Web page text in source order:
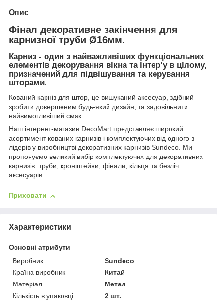
Опис
Фінал декоративне закінчення для
карнизної труби Ø16мм.
Карниз - один з найважливіших функціональних
елементів декорування вікна та інтер’у в цілому,
призначений для підвішування та керування
шторами.
Кований карніз для штор, це вишуканий аксесуар, здібний
зробити довершеним будь-який дизайн, та задовільнити
найвимогливіший смак.
Наш інтернет-магазин DecoMart представляє широкий
асортимент кованих карнизів і комплектуючих від одного з
лідерів у виробництві декоративних карнизів Sundeco. Ми
пропонуємо великий вибір комплектуючих для декоративних
карнизів: труби, кронштейни, фінали, кільця та безліч
аксесуарів.
Приховати
Характеристики
Основні атрибути
Виробник
Sundeco
Країна виробник
Китай
Матеріал
Метал
Кількість в упаковці
2 шт.